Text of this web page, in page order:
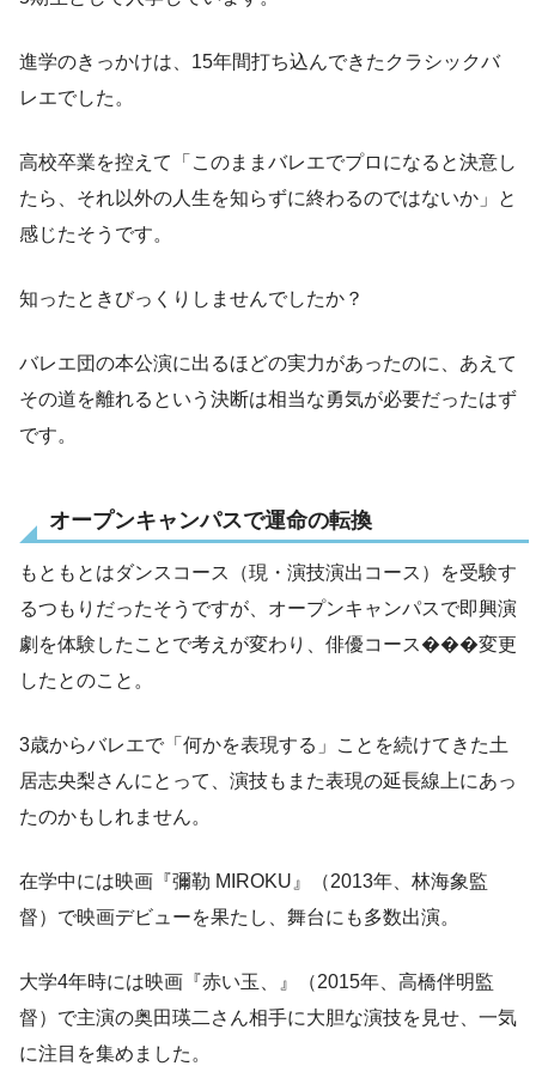
進学のきっかけは、15年間打ち込んできたクラシックバ
レエでした。
高校卒業を控えて「このままバレエでプロになると決意し
たら、それ以外の人生を知らずに終わるのではないか」と
感じたそうです。
知ったときびっくりしませんでしたか？
バレエ団の本公演に出るほどの実力があったのに、あえて
その道を離れるという決断は相当な勇気が必要だったはず
です。
オープンキャンパスで運命の転換
もともとはダンスコース（現・演技演出コース）を受験す
るつもりだったそうですが、オープンキャンパスで即興演
劇を体験したことで考えが変わり、俳優コース���変更
したとのこと。
3歳からバレエで「何かを表現する」ことを続けてきた土
居志央梨さんにとって、演技もまた表現の延長線上にあっ
たのかもしれません。
在学中には映画『彌勒 MIROKU』（2013年、林海象監
督）で映画デビューを果たし、舞台にも多数出演。
大学4年時には映画『赤い玉、』（2015年、高橋伴明監
督）で主演の奥田瑛二さん相手に大胆な演技を見せ、一気
に注目を集めました。